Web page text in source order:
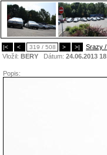
|< < 319 / 508 > >|
Srazy
Vložil: BERY Dátum: 24.06.2013
Popis: